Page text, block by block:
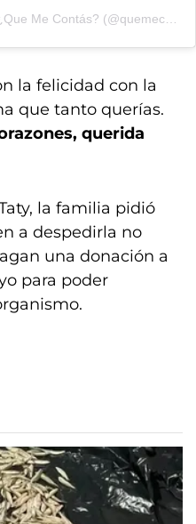
la felicidad con la
que tanto querías.
querida
la familia pidió
a despedirla no
una donación a
para poder